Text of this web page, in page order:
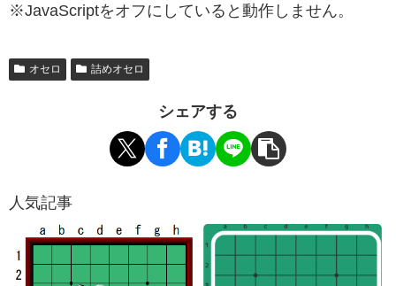
※JavaScriptをオフにしていると動作しません。
オセロ 詰めオセロ
シェアする
人気記事